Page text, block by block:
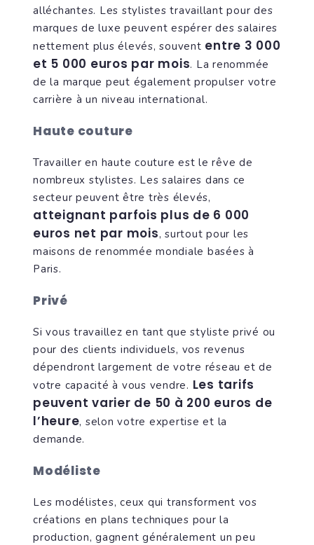
alléchantes. Les stylistes travaillant pour des
marques de luxe peuvent espérer des salaires
nettement plus élevés, souvent entre 3 000
et 5 000 euros par mois. La renommée
de la marque peut également propulser votre
carrière à un niveau international.
Haute couture
Travailler en haute couture est le rêve de
nombreux stylistes. Les salaires dans ce
secteur peuvent être très élevés,
atteignant parfois plus de 6 000
euros net par mois, surtout pour les
maisons de renommée mondiale basées à
Paris.
Privé
Si vous travaillez en tant que styliste privé ou
pour des clients individuels, vos revenus
dépendront largement de votre réseau et de
votre capacité à vous vendre. Les tarifs
peuvent varier de 50 à 200 euros de
l’heure, selon votre expertise et la
demande.
Modéliste
Les modélistes, ceux qui transforment vos
créations en plans techniques pour la
production, gagnent généralement un peu